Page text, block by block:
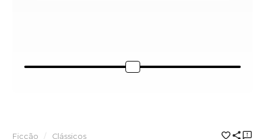
Ficção Clássicos